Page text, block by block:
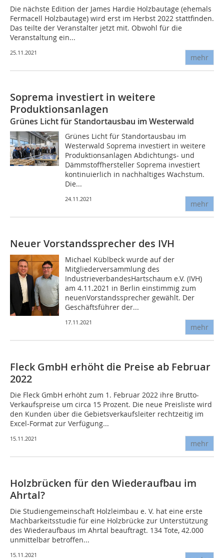
Die nächste Edition der James Hardie Holzbautage (ehemals
Fermacell Holzbautage) wird erst im Herbst 2022 stattfinden.
Das teilte der Veranstalter jetzt mit. Obwohl für die
Veranstaltung ein...
25.11.2021
mehr
Soprema investiert in weitere
Produktionsanlagen
Grünes Licht für Standortausbau im Westerwald
Grünes Licht für Standortausbau im
Westerwald Soprema investiert in weitere
Produktionsanlagen Abdichtungs- und
Dämmstoffhersteller Soprema investiert
kontinuierlich in nachhaltiges Wachstum.
Die...
24.11.2021
mehr
Neuer Vorstandssprecher des IVH
Michael Küblbeck wurde auf der
Mitgliederversammlung des
IndustrieverbandesHartschaum e.V. (IVH)
am 4.11.2021 in Berlin einstimmig zum
neuenVorstandssprecher gewählt. Der
Geschäftsführer der...
17.11.2021
mehr
Fleck GmbH erhöht die Preise ab Februar
2022
Die Fleck GmbH erhöht zum 1. Februar 2022 ihre Brutto-
Verkaufspreise um circa 15 Prozent. Die neue Preisliste wird
den Kunden über die Gebietsverkaufsleiter rechtzeitig im
Excel-Format zur Verfügung...
15.11.2021
mehr
Holzbrücken für den Wiederaufbau im
Ahrtal?
Die Studiengemeinschaft Holzleimbau e. V. hat eine erste
Machbarkeitsstudie für eine Holzbrücke zur Unterstützung
des Wiederaufbaus im Ahrtal beauftragt. 134 Tote, 42.000
unmittelbar betroffen...
15.11.2021